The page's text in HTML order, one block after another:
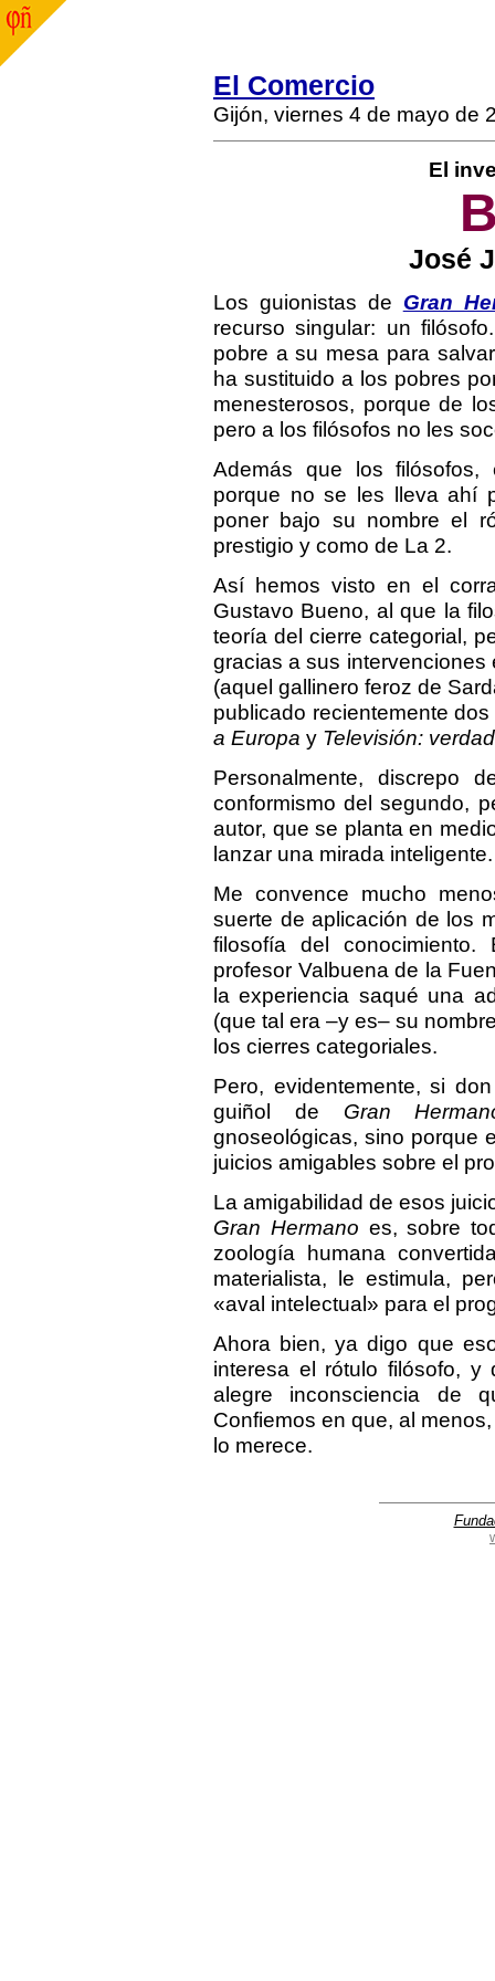
El Comercio
Gijón, viernes 4 de mayo de
El
José
Los guionistas de Gran
recurso singular: un
pobre a su mesa para
ha sustituido a los pobres
menesterosos, porque de
pero a los filósofos no les
Además que los filósofos,
porque no se les lleva ahí
poner bajo su nombre el
prestigio y como de La 2.
Así hemos visto en el
Gustavo Bueno, al que la
teoría del cierre categorial,
gracias a sus
(aquel gallinero feroz de
publicado recientemente
a Europa y Televisión:
Personalmente, discrepo
conformismo del segundo,
autor, que se planta en
lanzar una mirada inteligente.
Me convence mucho
suerte de aplicación de los
filosofía del
profesor Valbuena de la
la experiencia saqué una
(que tal era –y es– su
los cierres categoriales.
Pero, evidentemente, si
guiñol de Gran
gnoseológicas, sino porque
juicios amigables sobre el
La amigabilidad de esos
Gran Hermano es, sobre
zoología humana
materialista, le estimula,
«aval intelectual» para el
Ahora bien, ya digo que
interesa el rótulo filósofo,
alegre inconsciencia de
Confiemos en que, al
lo merece.